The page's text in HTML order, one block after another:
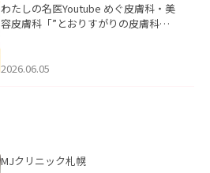
わたしの名医Youtube めぐ皮膚科・美
容皮膚科「”とおりすがりの皮膚科
2026.06.05
MJクリニック札幌